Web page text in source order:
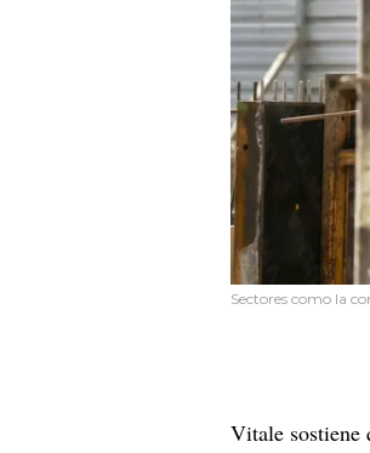
Sectores como la
Vitale sostiene